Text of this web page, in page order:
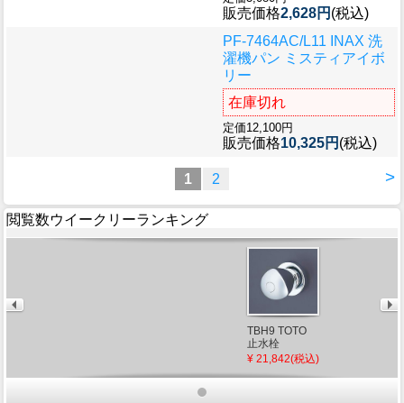
販売価格2,628円 (税込)
PF-7464AC/L11 INAX 洗
濯機パン ミスティアイボ
リー
在庫切れ
定価12,100円
販売価格10,325円 (税込)
>
1 2
閲覧数ウイークリーランキング
TBH9 TOTO
止水栓
¥ 21,842(税込)